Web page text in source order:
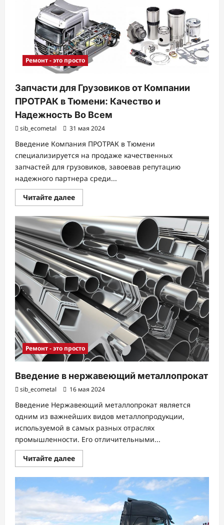
Металлопрокат:
Современные
Технологии
и
Применение
Ремонт - это просто
Запчасти для Грузовиков от Компании
ПРОТРАК в Тюмени: Качество и
Надежность Во Всем
sib_ecometal 31 мая 2024
Введение Компания ПРОТРАК в Тюмени
специализируется на продаже качественных
запчастей для грузовиков, завоевав репутацию
надежного партнера среди...
Читайте далееПрочитать
больше
Запчасти
для
Грузовиков
от
Компании
ПРОТРАК
в
Тюмени:
Качество
и
Надежность
Во
Всем
Ремонт - это просто
Введение в нержавеющий металлопрокат
sib_ecometal 16 мая 2024
Введение Нержавеющий металлопрокат является
одним из важнейших видов металлопродукции,
используемой в самых разных отраслях
промышленности. Его отличительными...
Читайте далееПрочитать
больше
Введение
нержавеющий
металлопрокат